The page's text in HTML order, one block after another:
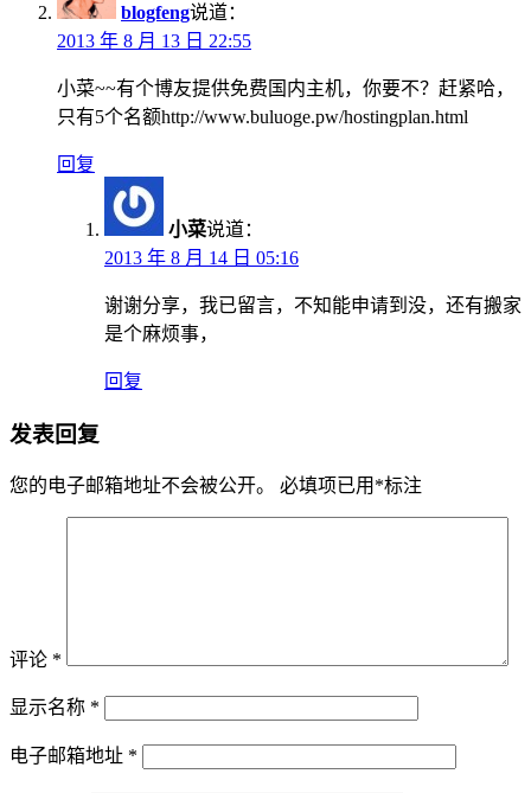
blogfeng说道：
2013 年 8 月 13 日 22:55
小菜~~有个博友提供免费国内主机，你要不？赶紧哈，
只有5个名额http://www.buluoge.pw/hostingplan.html
回复
小菜说道：
2013 年 8 月 14 日 05:16
谢谢分享，我已留言，不知能申请到没，还有搬家
是个麻烦事，
回复
发表回复
您的电子邮箱地址不会被公开。 必填项已用 *标注
评论 *
显示名称 *
电子邮箱地址 *